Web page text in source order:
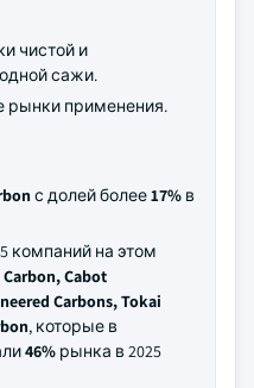
чистой и
сажи.
рынки применения.
с долей более17% в
компаний на этом
Cabot
Carbons, Tokai
, которые в
46% рынка в 2025